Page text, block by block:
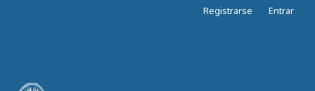
Registrarse Entrar